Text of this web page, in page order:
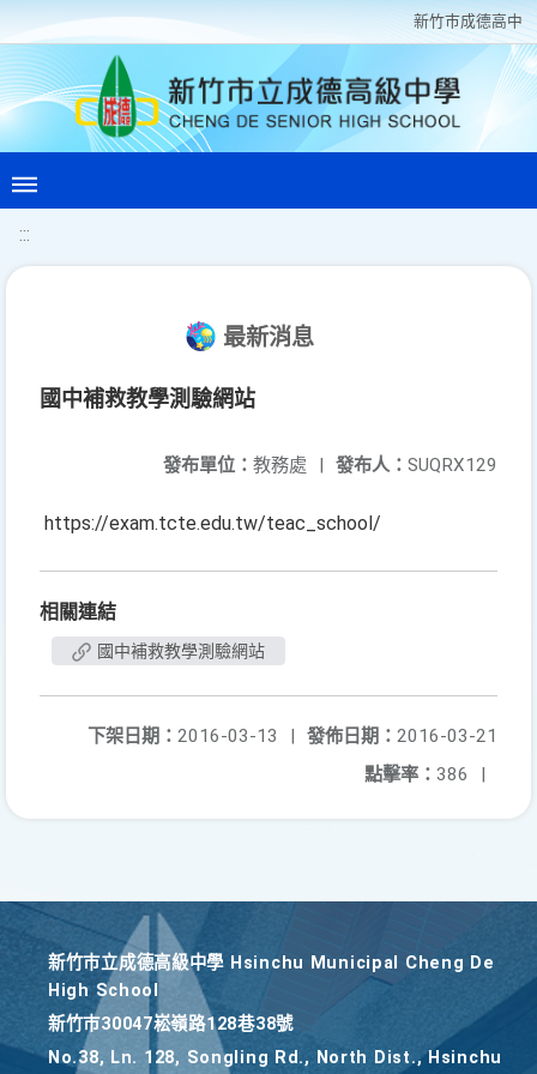
新竹巿成德高中
:::
最新消息
國中補救教學測驗網站
發布人： SUQRX129
發布單位： 教務處 |
https://exam.tcte.edu.tw/teac_school/
相關連結
國中補救教學測驗網站
發佈日期： 2016-03-21
下架日期： 2016-03-13
|
點擊率： 386 |
新竹巿立成德高級中學 Hsinchu Municipal Cheng De
High School
新竹巿30047崧嶺路128巷38號
No.38, Ln. 128, Songling Rd., North Dist., Hsinchu